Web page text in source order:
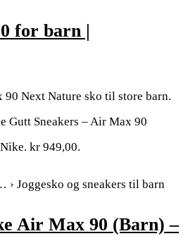
for barn |
90 Next Nature sko til store barn.
Sneakers – Air Max 90
kr 949,00.
Joggesko og sneakers til barn
Air Max 90 (Barn) –